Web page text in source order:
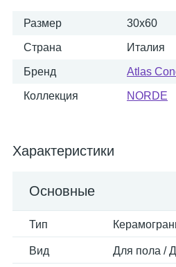
Размер 30x60
Страна Италия
Бренд Atlas
Коллекция NORDE
Характеристики
Основные
Тип
Вид Для пола /